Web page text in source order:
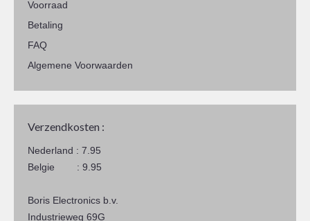
Voorraad
Betaling
FAQ
Algemene Voorwaarden
Verzendkosten :
Nederland : 7.95
Belgie : 9.95
Boris Electronics b.v.
Industrieweg 69G